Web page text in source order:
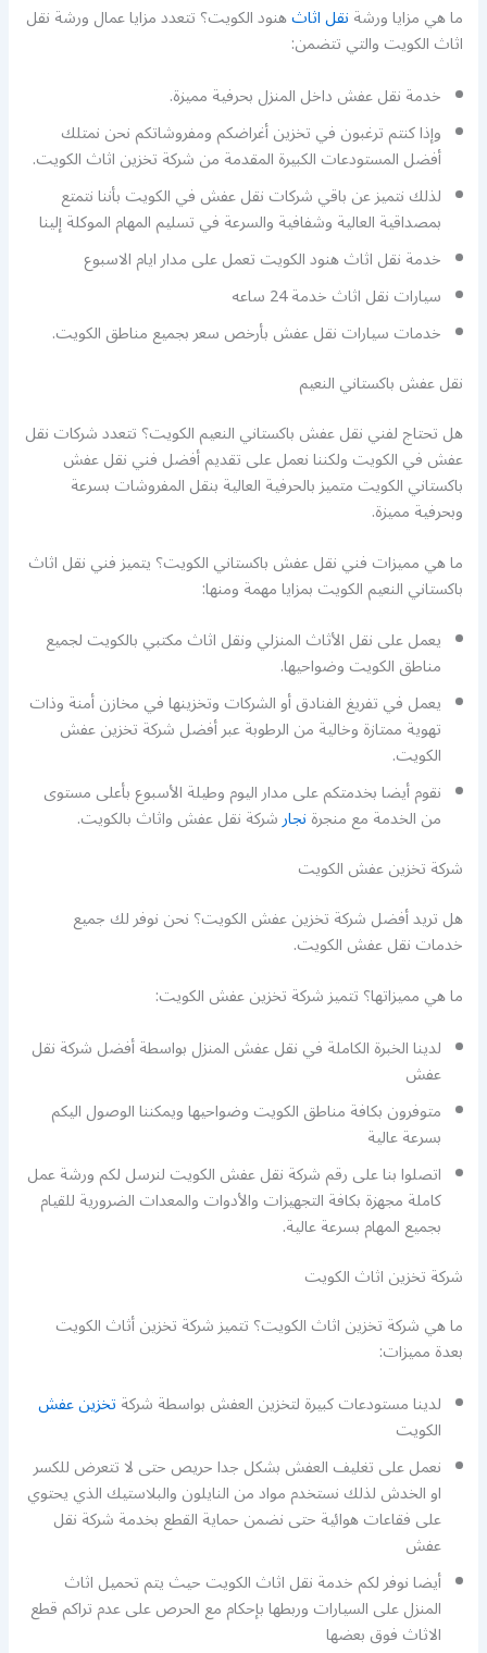
ما هي مزايا ورشةنقل اثاثهنود الكويت؟ تتعدد مزايا عمال ورشة نقل
اثاث الكويت والتي تتضمن:
خدمة نقل عفش داخل المنزل بحرفية مميزة.
وإذا كنتم ترغبون في تخزين أغراضكم ومفروشاتكم نحن نمتلك
أفضل المستودعات الكبيرة المقدمة من شركة تخزين اثاث الكويت.
لذلك نتميز عن باقي شركات نقل عفش في الكويت بأننا نتمتع
بمصداقية العالية وشفافية والسرعة في تسليم المهام الموكلة إلينا
خدمة نقل اثاث هنود الكويت تعمل على مدار ايام الاسبوع
سيارات نقل اثاث خدمة 24 ساعه
خدمات سيارات نقل عفش بأرخص سعر بجميع مناطق الكويت.
نقل عفش باكستاني النعيم
هل تحتاج لفني نقل عفش باكستاني النعيم الكويت؟ تتعدد شركات نقل
عفش في الكويت ولكننا نعمل على تقديم أفضل فني نقل عفش
باكستاني الكويت متميز بالحرفية العالية بنقل المفروشات بسرعة
وبحرفية مميزة.
ما هي مميزات فني نقل عفش باكستاني الكويت؟ يتميز فني نقل اثاث
باكستاني النعيم الكويت بمزايا مهمة ومنها:
يعمل على نقل الأثاث المنزلي ونقل اثاث مكتبي بالكويت لجميع
مناطق الكويت وضواحيها.
يعمل في تفريغ الفنادق أو الشركات وتخزينها في مخازن أمنة وذات
تهوية ممتازة وخالية من الرطوبة عبر أفضل شركة تخزين عفش
الكويت.
نقوم أيضا بخدمتكم على مدار اليوم وطيلة الأسبوع بأعلى مستوى
من الخدمة مع منجرةنجارشركة نقل عفش واثاث بالكويت.
شركة تخزين عفش الكويت
هل تريد أفضل شركة تخزين عفش الكويت؟ نحن نوفر لك جميع
خدمات نقل عفش الكويت.
ما هي مميزاتها؟ تتميز شركة تخزين عفش الكويت:
لدينا الخبرة الكاملة في نقل عفش المنزل بواسطة أفضل شركة نقل
عفش
متوفرون بكافة مناطق الكويت وضواحيها ويمكننا الوصول اليكم
بسرعة عالية
اتصلوا بنا على رقم شركة نقل عفش الكويت لنرسل لكم ورشة عمل
كاملة مجهزة بكافة التجهيزات والأدوات والمعدات الضرورية للقيام
بجميع المهام بسرعة عالية.
شركة تخزين اثاث الكويت
ما هي شركة تخزين اثاث الكويت؟ تتميز شركة تخزين أثاث الكويت
بعدة مميزات:
لدينا مستودعات كبيرة لتخزين العفش بواسطة شركةتخزين عفش
الكويت
نعمل على تغليف العفش بشكل جدا حريص حتى لا تتعرض للكسر
او الخدش لذلك نستخدم مواد من النايلون والبلاستيك الذي يحتوي
على فقاعات هوائية حتى نضمن حماية القطع بخدمة شركة نقل
عفش
أيضا نوفر لكم خدمة نقل اثاث الكويت حيث يتم تحميل اثاث
المنزل على السيارات وربطها بإحكام مع الحرص على عدم تراكم قطع
الاثاث فوق بعضها